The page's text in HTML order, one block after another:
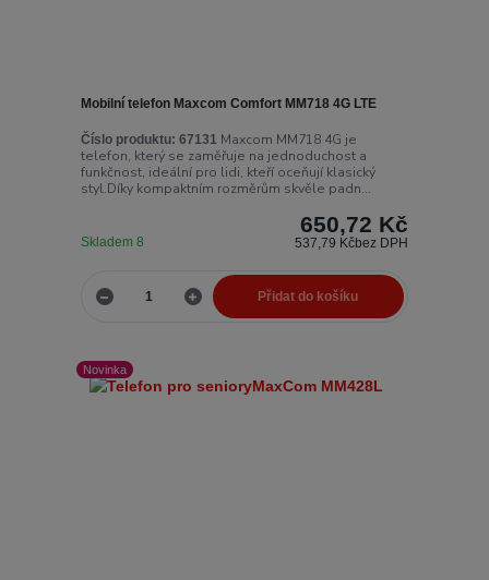
Mobilní telefon Maxcom Comfort MM718 4G LTE
Číslo produktu: 67131Maxcom MM718 4G je
telefon, který se zaměřuje na jednoduchost a
funkčnost, ideální pro lidi, kteří oceňují klasický
styl.Díky kompaktním rozměrům skvěle padn...
650,72 Kč
537,79 Kčbez DPH
Skladem 8
Přidat do košíku
Novinka